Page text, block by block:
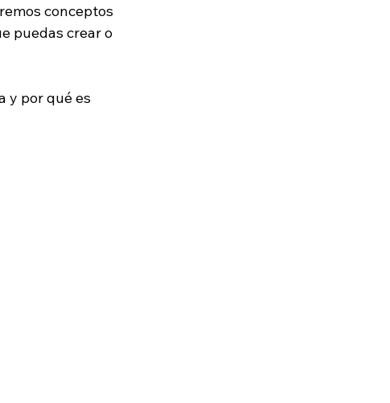
conceptos
puedas crear o
y por qué es